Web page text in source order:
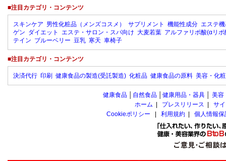
■注目カテゴリ・コンテンツ
スキンケア 男性化粧品（メンズコスメ） サプリメント 機能性成分 エステ
ゲン ダイエット エステ・サロン・スパ向け 大麦若葉 アルファリポ酸(αリポ
テイン ブルーベリー 豆乳 寒天 車椅子
■注目カテゴリ・コンテンツ
決済代行 印刷 健康食品の製造(受託製造) 化粧品 健康食品の原料 美容・化
健康食品 自然食品 健康用品・器具 美容
ホーム
プレスリリース
サ
Cookieポリシー
利用規約 個人情報